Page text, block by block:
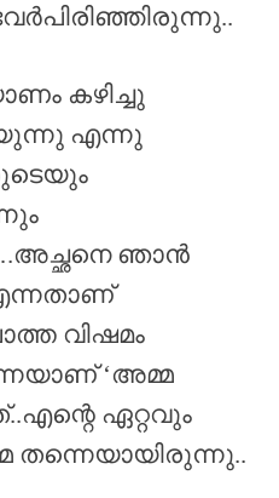
കഴിച്ചു
എന്നു
ഞാൻ
വിഷമം
‘അമ്മ
ഏറ്റവും
തന്നെയായിരുന്നു..